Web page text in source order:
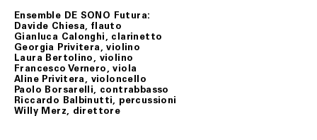
Ensemble DE SONO Futura:
Davide Chiesa, flauto
Gianluca Calonghi, clarinetto
Georgia Privitera, violino
Laura Bertolino, violino
Francesco Vernero, viola
Aline Privitera, violoncello
Paolo Borsarelli, contrabbasso
Riccardo Balbinutti, percussioni
Willy Merz, direttore